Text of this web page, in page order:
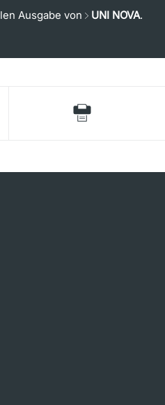
Ausgabe von UNI NOVA.